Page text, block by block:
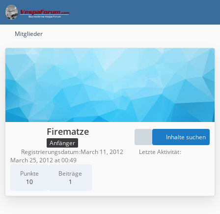
Mitglieder
Firematze
Anfänger
Punkte
10
Beiträge
1
Inhalte suchen
Registrierungsdatum March 11, 2012
Letzte Aktivität
March 25, 2012 at 00:49